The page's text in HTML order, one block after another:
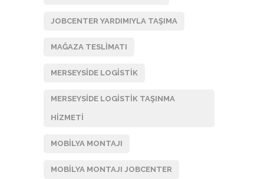
JOBCENTER YARDIMIYLA TAŞIMA
MAĞAZA TESLIMATI
MERSEYSIDE LOGISTIK
MERSEYSIDE LOGISTIK TAŞINMA
HIZMETI
MOBILYA MONTAJI
MOBILYA MONTAJI JOBCENTER